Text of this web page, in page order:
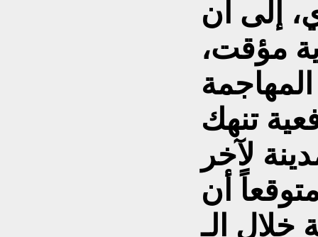
إلى أن
مؤقت،
تنهك
لآخر
أن
خلال الـ